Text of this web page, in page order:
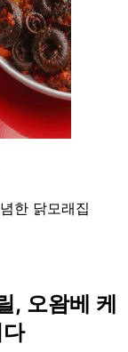
한 닭모래집
, 오왐베 케